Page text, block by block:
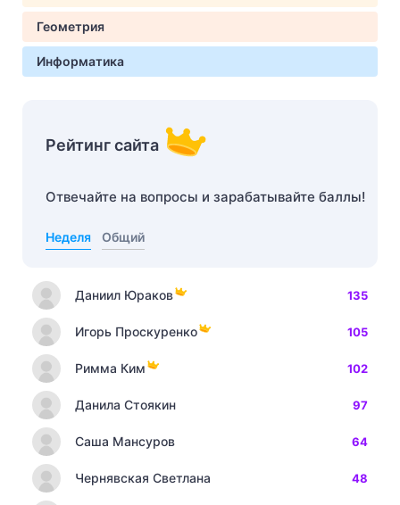
Геометрия
Информатика
Рейтинг сайта
Отвечайте на вопросы и зарабатывайте баллы!
Неделя Общий
Даниил Юраков 135
Игорь Проскуренко 105
Римма Ким 102
Данила Стоякин 97
Саша Мансуров 64
Чернявская Светлана 48